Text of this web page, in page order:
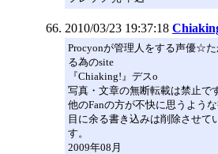
2010/03/23 19:37:18
Procyonが管理人をする声優☆
る為のsite
『Chiaking!』デスo
写真・文章の無断転載は禁止で
他のFanの方が不快に思うような
目に余る書き込みは削除させて
す。
2009年08月